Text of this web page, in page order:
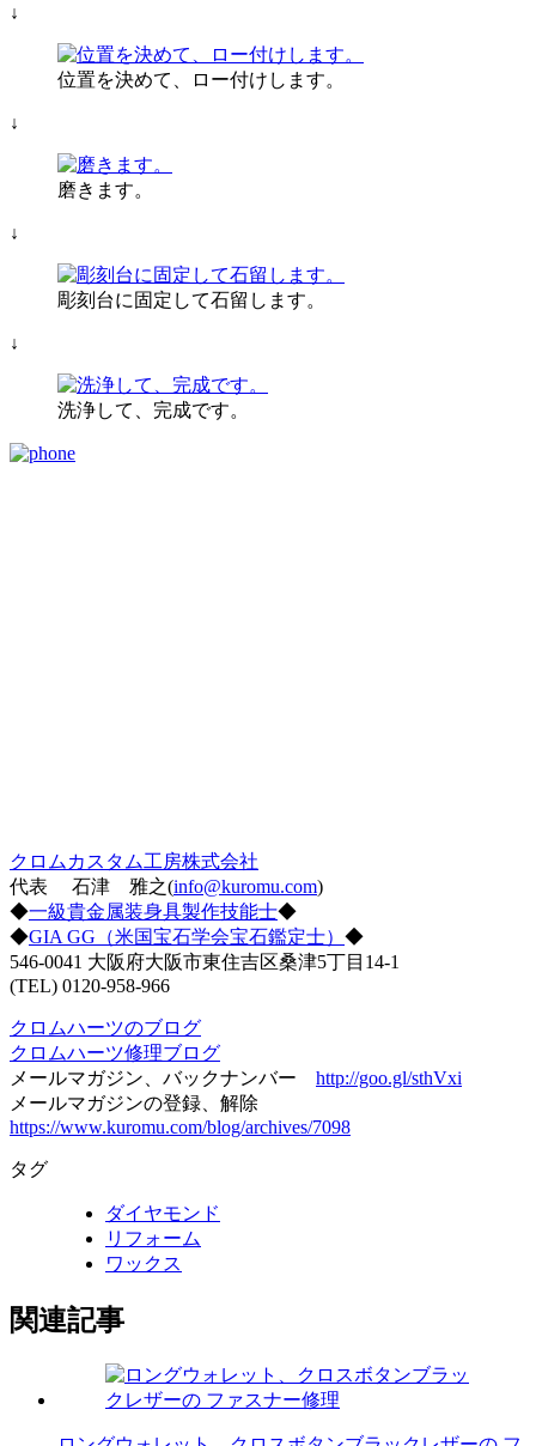
↓
位置を決めて、ロー付けします。
↓
磨きます。
↓
彫刻台に固定して石留します。
↓
洗浄して、完成です。
クロムカスタム工房株式会社
代表 石津 雅之(info@kuromu.com)
◆一級貴金属装身具製作技能士◆
◆GIA GG（米国宝石学会宝石鑑定士） ◆
546-0041 大阪府大阪市東住吉区桑津5丁目14-1
(TEL) 0120-958-966
クロムハーツのブログ
クロムハーツ修理ブログ
メールマガジン、バックナンバー http://goo.gl/sthVxi
メールマガジンの登録、解除
https://www.kuromu.com/blog/archives/7098
タグ
ダイヤモンド
リフォーム
ワックス
関連記事